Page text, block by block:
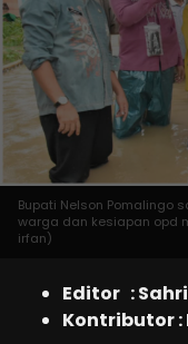
Bupati Nelson Pomalingo
warga dan kesiapan opd
irfan)
Editor :
Kontributor